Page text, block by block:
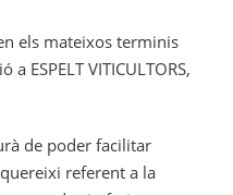
els mateixos terminis
ESPELT VITICULTORS,
de poder facilitar
referent a la